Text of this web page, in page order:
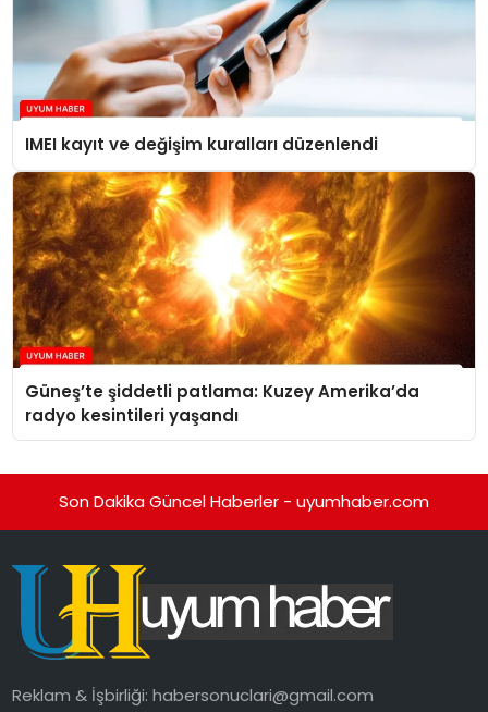
IMEI kayıt ve değişim kuralları düzenlendi
Güneş’te şiddetli patlama: Kuzey Amerika’da
radyo kesintileri yaşandı
Son Dakika Güncel Haberler - uyumhaber.com
Reklam & İşbirliği:habersonuclari@gmail.com